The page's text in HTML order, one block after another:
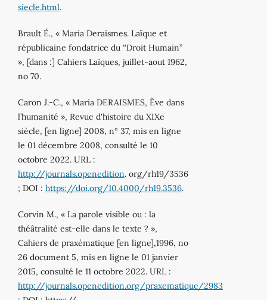
siecle.html.
Brault É., « Maria Deraismes. Laïque et
républicaine fondatrice du ‟Droit Humain”
», [dans :] Cahiers Laïques, juillet-aout 1962,
no 70.
Caron J.-C., « Maria DERAISMES, Ève dans
l’humanité », Revue d'histoire du XIXe
siècle, [en ligne] 2008, n° 37, mis en ligne
le 01 décembre 2008, consulté le 10
octobre 2022. URL :
http://journals.openedition. org/rh19/3536
; DOI : https://doi.org/10.4000/rh19.3536.
Corvin M., « La parole visible ou : la
théâtralité est-elle dans le texte ? »,
Cahiers de praxématique [en ligne],1996, no
26 document 5, mis en ligne le 01 janvier
2015, consulté le 11 octobre 2022. URL :
http://journals.openedition.org/praxematique/2983